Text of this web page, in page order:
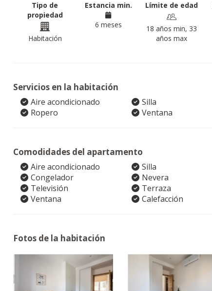
Tipo de
propiedad
Habitación
Estancia min.
6 meses
Límite de edad
18 años min, 33
años max
Servicios en la habitación
Aire acondicionado Silla
Ropero
Ventana
Comodidades del apartamento
Aire acondicionado Silla
Congelador
Nevera
Televisión
Terraza
Ventana
Calefacción
Fotos de la habitación